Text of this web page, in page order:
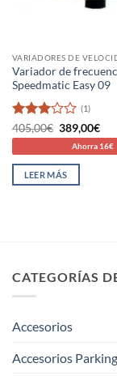
Variador de
Speedmatic Easy 09
Valorado
con3
de 5
(1)
405,00€ El
precio
original
era:
405,00€.
389,00€El
es:
Ahorra 16€
LEER MÁS
CATEGORÍAS
Accesorios
Accesorios Parking